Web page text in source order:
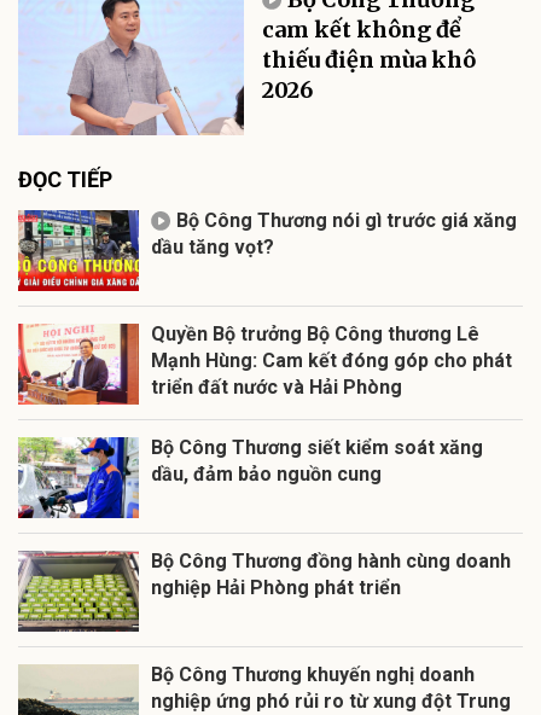
cam kết không để
thiếu điện mùa khô
2026
ĐỌC TIẾP
Bộ Công Thương nói gì trước giá xăng
dầu tăng vọt?
Quyền Bộ trưởng Bộ Công thương Lê
Mạnh Hùng: Cam kết đóng góp cho phát
triển đất nước và Hải Phòng
Bộ Công Thương siết kiểm soát xăng
dầu, đảm bảo nguồn cung
Bộ Công Thương đồng hành cùng doanh
nghiệp Hải Phòng phát triển
Bộ Công Thương khuyến nghị doanh
nghiệp ứng phó rủi ro từ xung đột Trung